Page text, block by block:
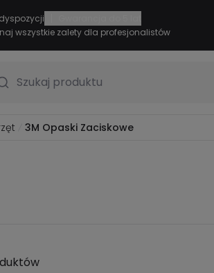
wszystkie zalety dla profesjonalistów
Szukaj produktu
3M Opaski Zaciskowe